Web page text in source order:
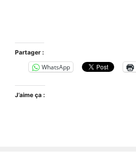
Partager :
WhatsApp
J’aime ça :